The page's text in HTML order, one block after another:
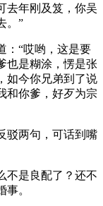
去年刚及笈，你吴
。”
：“哎哟，这是要
也是糊涂，愣是张
如今你兄弟到了说
和你爹，好歹为宗
驳两句，可话到嘴
不是良配了？还不
。